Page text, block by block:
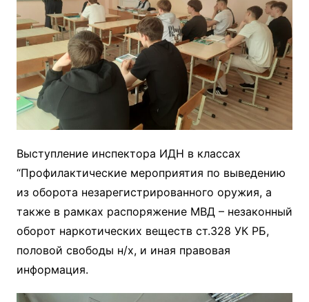
Выступление инспектора ИДН в классах
“Профилактические мероприятия по выведению
из оборота незарегистрированного оружия, а
также в рамках распоряжение МВД – незаконный
оборот наркотических веществ ст.328 УК РБ,
половой свободы н/х, и иная правовая
информация.